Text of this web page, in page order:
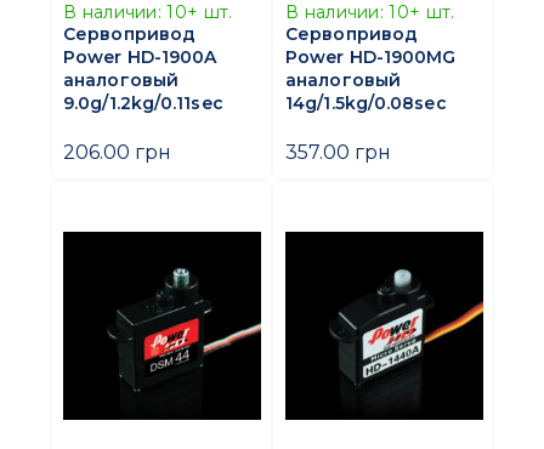
В наличии: 10+ шт.
Сервопривод
Power HD-1900A
аналоговый
9.0g/1.2kg/0.11sec
206.00 грн
В наличии: 10+ шт.
Сервопривод
Power HD-1900MG
аналоговый
14g/1.5kg/0.08sec
357.00 грн